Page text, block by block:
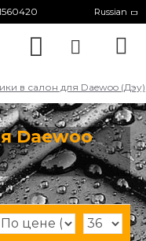
Russian
в салон для Daewoo (Дэу)
Daewoo